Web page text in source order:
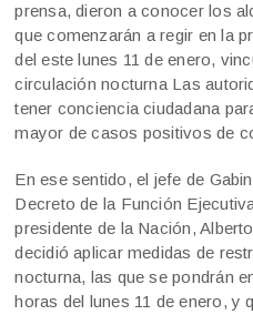
prensa, dieron a conocer los
que comenzarán a regir en la
del este lunes 11 de enero,
circulación nocturna Las
tener conciencia ciudadana
mayor de casos positivos de
En ese sentido, el jefe de
Decreto de la Función
presidente de la Nación,
decidió aplicar medidas de
nocturna, las que se pondrán
horas del lunes 11 de enero, y